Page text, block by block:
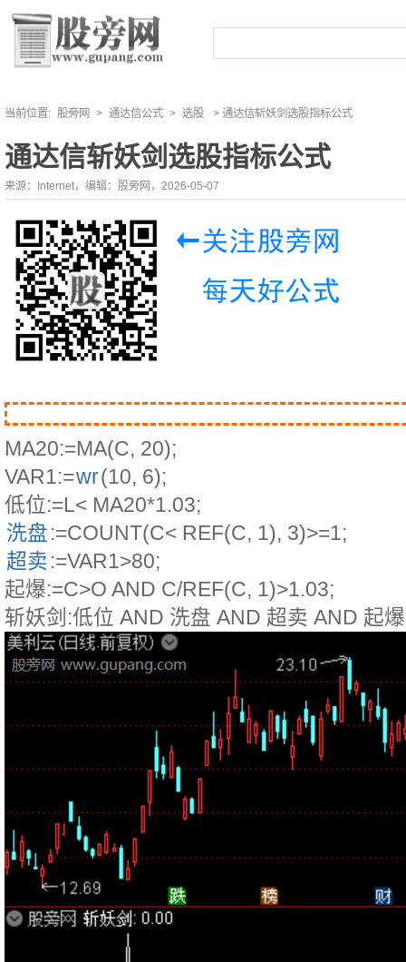
当前位置: 股旁网 > 通达信公式 > 选股 > 通达信斩妖剑选股指标公式
通达信斩妖剑选股指标公式
来源：Internet，编辑：股旁网，2026-05-07
MA20:=MA(C, 20);
VAR1:=wr(10, 6);
低位:=L< MA20*1.03;
洗盘:=COUNT(C< REF(C, 1), 3)>=1;
超卖:=VAR1>80;
起爆:=C>O AND C/REF(C, 1)>1.03;
斩妖剑:低位 AND 洗盘 AND 超卖 AND 起